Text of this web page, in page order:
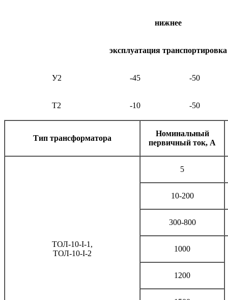
нижнее
эксплуатация транспортировка
У2 -45 -50
Т2 -10 -50
Тип трансформатора
Номинальный
первичный ток, А
ТОЛ-10-I-1,
ТОЛ-10-I-2
5
10-200
300-800
1000
1200